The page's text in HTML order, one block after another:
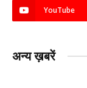
YouTube
अन्य ख़बरें